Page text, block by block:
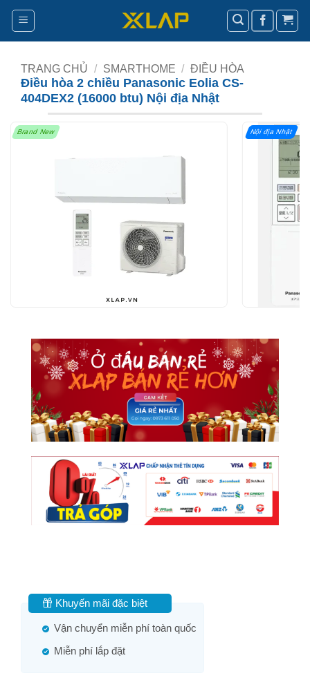
Bỏ
nội
TRANG CHỦ / SMARTHOME / ĐIỀU HÒA
Điều hòa 2 chiều Panasonic Eolia CS-
404DEX2 (16000 btu) Nội địa Nhật
Brand New Nội địa Nhật
Khuyến mãi đặc biệt
Vận chuyển miễn phí toàn quốc
Miễn phí lắp đặt